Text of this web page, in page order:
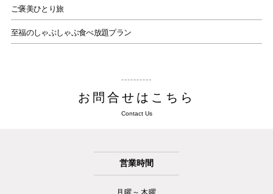
ご褒美ひとり旅
至福のしゃぶしゃぶ食べ放題プラン
お問合せはこちら
Contact Us
営業時間
月曜～木曜